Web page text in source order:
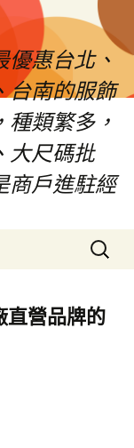
惠台北、
台南的服飾
類繁多，
大尺碼批
商戶進駐經
搜
尋
鍵
字:
直營品牌的